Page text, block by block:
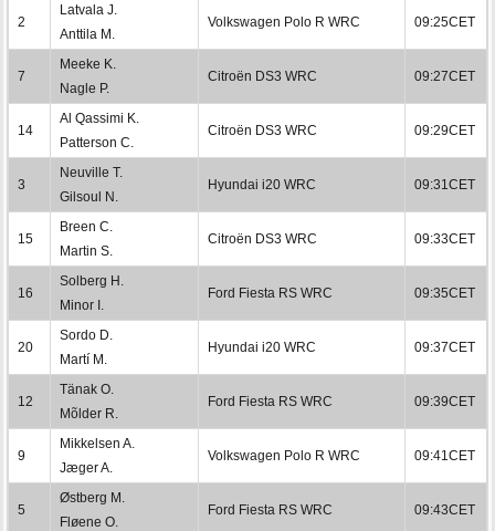
2
Latvala J.
Anttila M.
Volkswagen Polo R WRC 09:25CET
7
Meeke K.
Nagle P.
Citroën DS3 WRC 09:27CET
14
Al Qassimi K.
Patterson C.
Citroën DS3 WRC 09:29CET
3
Neuville T.
Gilsoul N.
Hyundai i20 WRC 09:31CET
15
Breen C.
Martin S.
Citroën DS3 WRC 09:33CET
16
Solberg H.
Minor I.
Ford Fiesta RS WRC 09:35CET
20
Sordo D.
Martí M.
Hyundai i20 WRC 09:37CET
12
Tänak O.
Mõlder R.
Ford Fiesta RS WRC 09:39CET
9
Mikkelsen A.
Jæger A.
Volkswagen Polo R WRC 09:41CET
5
Østberg M.
Fløene O.
Ford Fiesta RS WRC 09:43CET